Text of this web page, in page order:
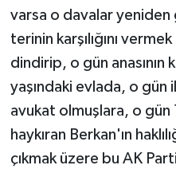
varsa o davalar yeniden
terinin karşılığını
dindirip, o gün anasının
yaşındaki evlada, o gün
avukat olmuşlara, o gün
haykıran Berkan'ın
çıkmak üzere bu AK